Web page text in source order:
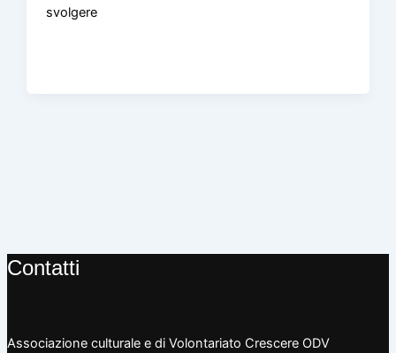
svolgere
Contatti
Associazione culturale e di Volontariato Crescere ODV